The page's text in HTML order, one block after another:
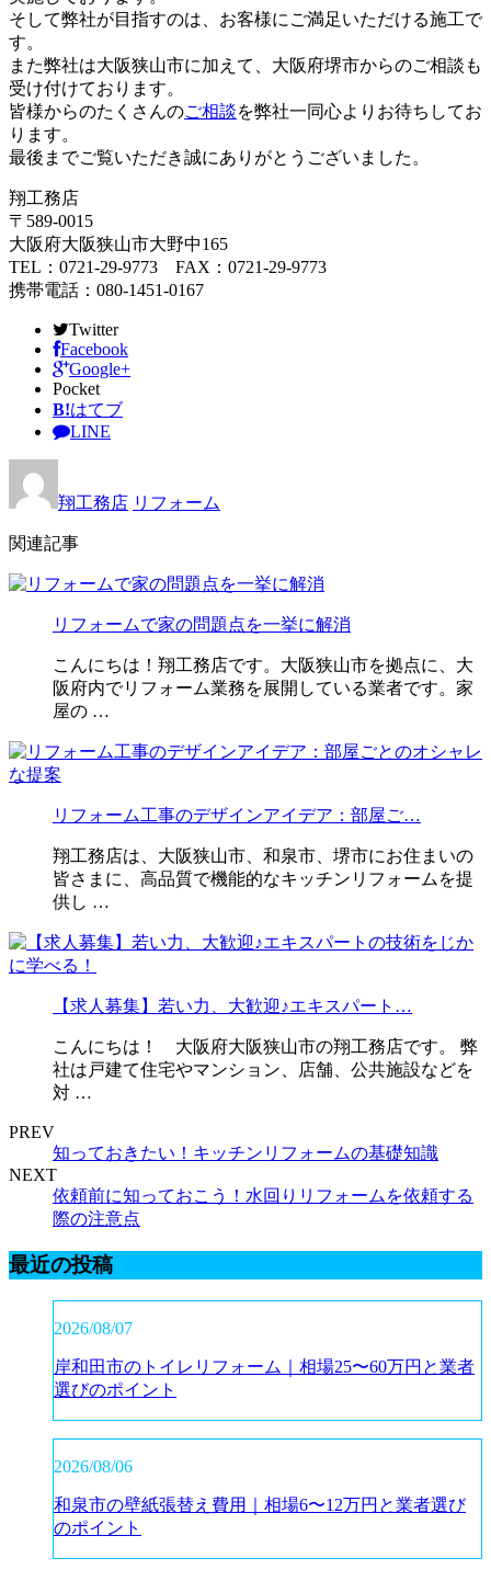
そして弊社が目指すのは、お客様にご満足いただける施工で
す。
また弊社は大阪狭山市に加えて、大阪府堺市からのご相談も
受け付けております。
皆様からのたくさんのご相談を弊社一同心よりお待ちしてお
ります。
最後までご覧いただき誠にありがとうございました。
翔工務店
〒589-0015
大阪府大阪狭山市大野中165
TEL：0721-29-9773 FAX：0721-29-9773
携帯電話：080-1451-0167
Twitter
Facebook
Google+
Pocket
B!はてブ
LINE
翔工務店 リフォーム
関連記事
リフォームで家の問題点を一挙に解消
こんにちは！翔工務店です。大阪狭山市を拠点に、大
阪府内でリフォーム業務を展開している業者です。家
屋の …
リフォーム工事のデザインアイデア：部屋ご…
翔工務店は、大阪狭山市、和泉市、堺市にお住まいの
皆さまに、高品質で機能的なキッチンリフォームを提
供し …
【求人募集】若い力、大歓迎♪エキスパート…
こんにちは！ 大阪府大阪狭山市の翔工務店です。 弊
社は戸建て住宅やマンション、店舗、公共施設などを
対 …
PREV
知っておきたい！キッチンリフォームの基礎知識
NEXT
依頼前に知っておこう！水回りリフォームを依頼する
際の注意点
最近の投稿
2026/08/07
岸和田市のトイレリフォーム｜相場25〜60万円と業者
選びのポイント
2026/08/06
和泉市の壁紙張替え費用｜相場6〜12万円と業者選び
のポイント